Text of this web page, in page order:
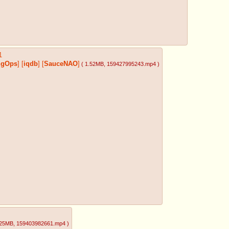
] [iqdb] [SauceNAO] ( 1.52MB, 159427995243.mp4)
, 159403982661.mp4 )